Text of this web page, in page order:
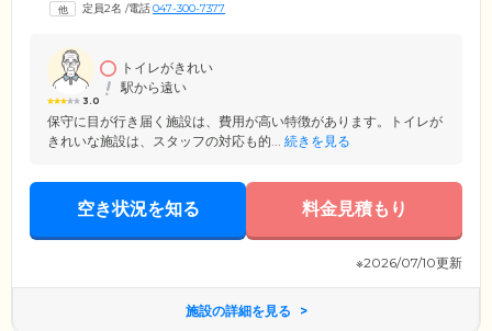
県市川市に住民票がある方に限定。住み慣れた街で、地域の方々との交
定員2名 /電話047-300-7377
3.0
トイレがきれい
駅から遠い
保守に目が行き届く施設は、費用が高い特徴があります。トイレが
きれいな施設は、スタッフの対応も的... 続きを見る
空き状況を知る 料金見積もり
※2026/07/10更新
施設の詳細を見る